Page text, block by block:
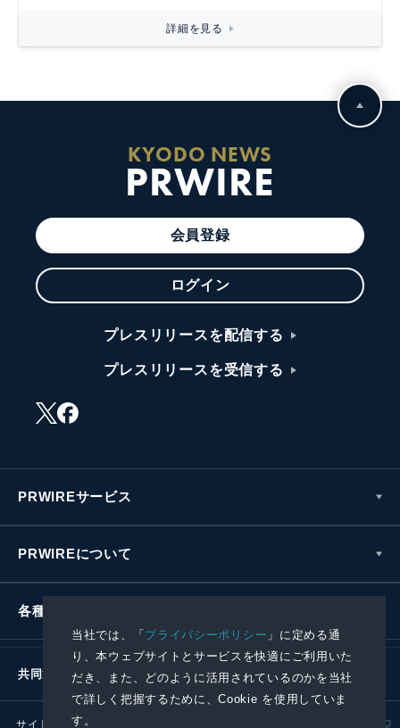
当社では、「プライバシーポリシー 」に定める通
り、本ウェブサイトとサービスを快適にご利用いた
だき、また、どのように活用されているのかを当社
で詳しく把握するために、Cookie を使用していま
す。
詳細を見る
KYODO NEWS
PRWIRE
会員登録
ログイン
プレスリリースを配信する
プレスリリースを受信する
PRWIREサービス
PRWIREについて
各種お問い合わせ
共同通信社グループ
サイトポリシー